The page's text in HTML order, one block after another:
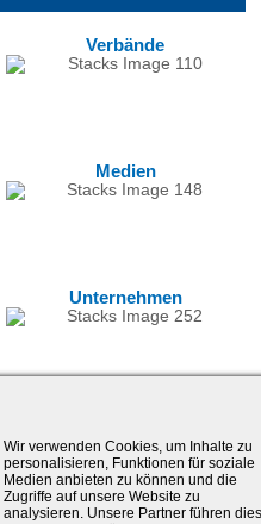
Verbände
Medien
Unternehmen
GmbH |Impressum
Wir verwenden Cookies, um Inhalte zu
personalisieren, Funktionen für soziale
Medien anbieten zu können und die
Zugriffe auf unsere Website zu
analysieren. Unsere Partner führen